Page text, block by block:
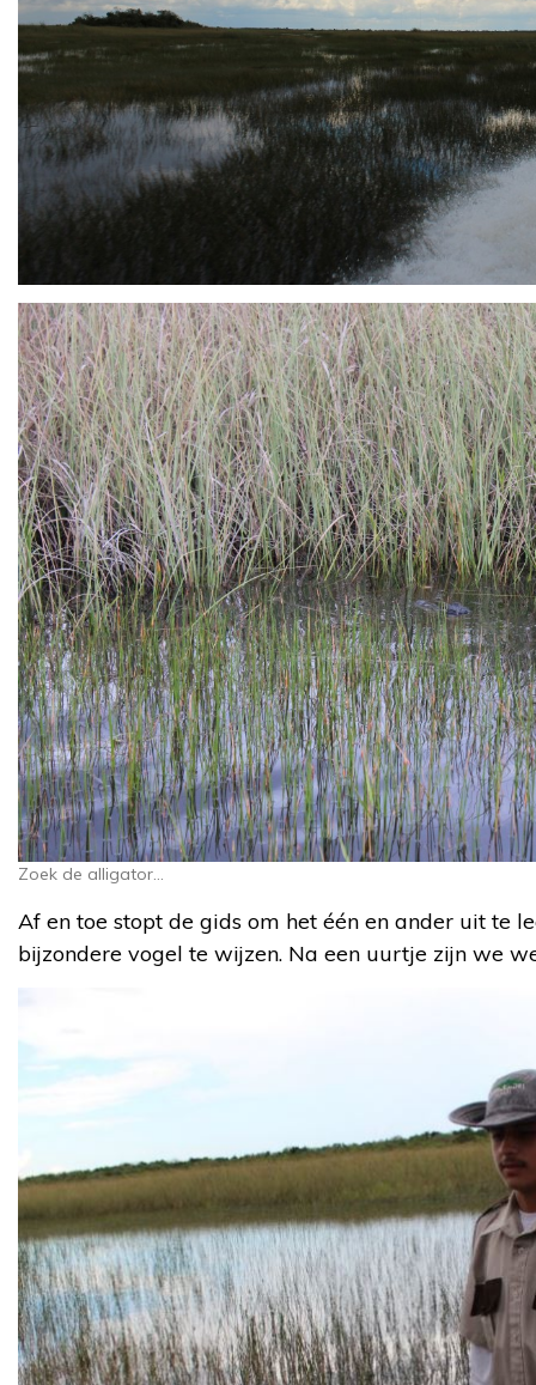
Zoek de alligator…
Af en toe stopt de gids om het één en ander uit te
bijzondere vogel te wijzen. Na een uurtje zijn we